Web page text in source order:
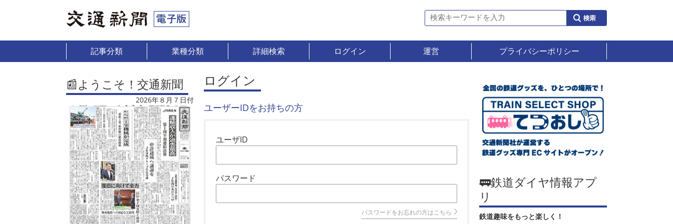
記事分類 業種分類 詳細検索 ログイン 運営 プライバシーポリシー
📰ようこそ！交通新聞
2026年８月７日付
ログイン
ユーザーIDをお持ちの方
ユーザID
パスワード
パスワードをお忘れの方はこちら
🚃鉄道ダイヤ情報アプ
リ
鉄道趣味をもっと楽しく！